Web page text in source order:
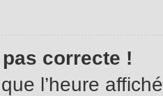
pas correcte !
l’heure